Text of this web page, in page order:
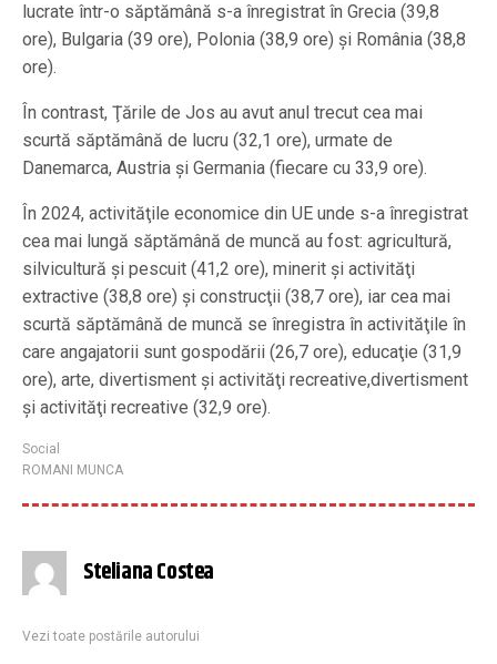
lucrate într-o săptămână s-a înregistrat în Grecia (39,8
ore), Bulgaria (39 ore), Polonia (38,9 ore) şi România (38,8
ore).
În contrast, Ţările de Jos au avut anul trecut cea mai
scurtă săptămână de lucru (32,1 ore), urmate de
Danemarca, Austria şi Germania (fiecare cu 33,9 ore).
În 2024, activităţile economice din UE unde s-a înregistrat
cea mai lungă săptămână de muncă au fost: agricultură,
silvicultură şi pescuit (41,2 ore), minerit şi activităţi
extractive (38,8 ore) şi construcţii (38,7 ore), iar cea mai
scurtă săptămână de muncă se înregistra în activităţile în
care angajatorii sunt gospodării (26,7 ore), educaţie (31,9
ore), arte, divertisment şi activităţi recreative,divertisment
şi activităţi recreative (32,9 ore).
Social
ROMANI MUNCA
Steliana Costea
Vezi toate postările autorului